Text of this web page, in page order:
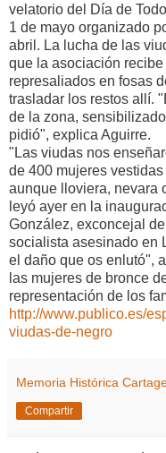
velatorio del Día de
1 de mayo organizado
abril. La lucha de las
que la asociación
represaliados en fosas
trasladar los restos allí.
de la zona,
pidió", explica Aguirre.
"Las viudas nos
de 400 mujeres
aunque lloviera, nevara
leyó ayer en la
González, exconcejal
socialista asesinado en
el daño que os enlutó",
las mujeres de bronce
representación de los
http://www.publico.es/
viudas-de-negro
Memoria Histórica
Compartir